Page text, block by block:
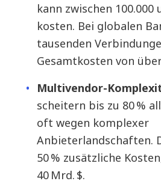
kann zwischen 100.000
kosten. Bei globalen
tausenden
Gesamtkosten von
Multivendor-
scheitern bis zu 80 %
oft wegen komplexer
Anbieterlandschaften.
50 % zusätzliche
40 Mrd. $.